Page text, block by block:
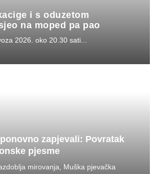
i s oduzetom
na moped pa pao
2026. oko 20.30 sati...
zapjevali: Povratak
pjesme
mirovanja, Muška pjevačka